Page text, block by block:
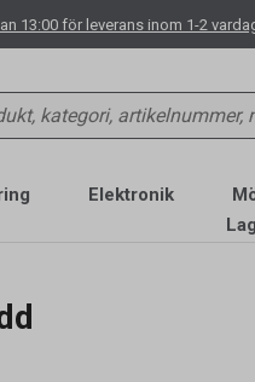
13:00 för leverans inom 1-2
Elektronik